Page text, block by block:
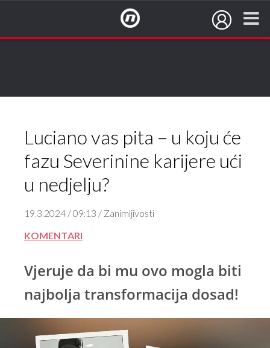
Luciano vas pita – u koju će
fazu Severinine karijere ući
u nedjelju?
19.3.2024 / 09:13 / Zanimljivosti
KOMENTARI
Vjeruje da bi mu ovo mogla biti
najbolja transformacija dosad!